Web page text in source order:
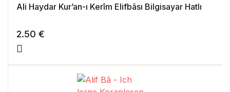
Ali Haydar Kur’an-ı Kerîm Elifbâsı Bilgisayar Hatlı
2.50 €